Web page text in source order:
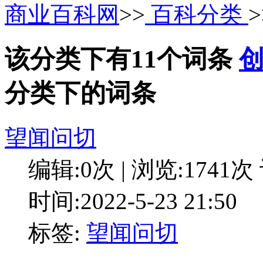
商业百科网 >> 百科分类
该分类下有11个词条
分类下的词条
望闻问切
编辑:0次 | 浏览:1741次
时间:2022-5-23 21:50
标签: 望闻问切